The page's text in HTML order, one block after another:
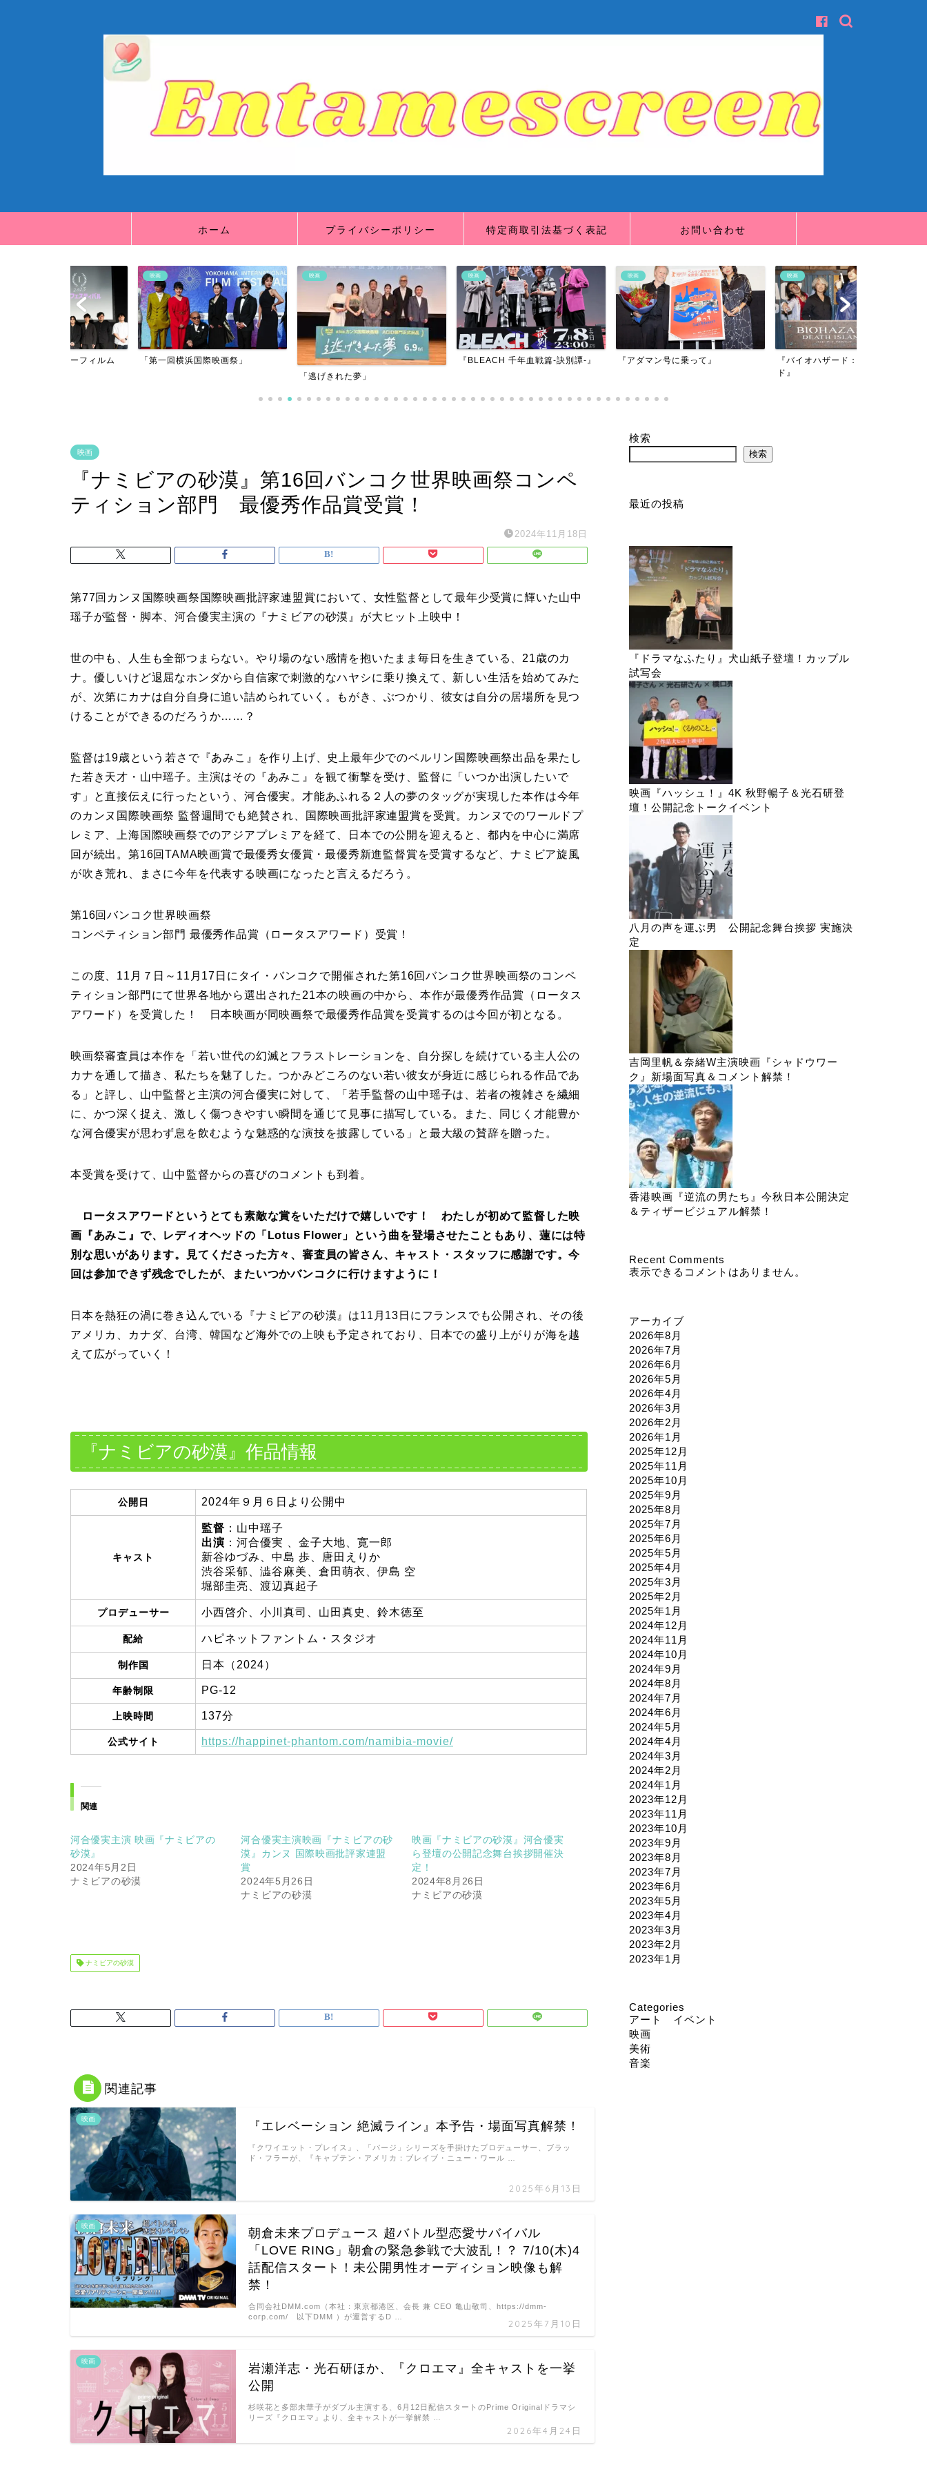
ホーム プライバシーポリシー 特定商取引法基づく表記 お問い合わせ
映画
「第一回横浜国際映画祭」
映画 映画
『BLEACH 千年血戦篇-訣別譚-』
映画
『アダマン号に乗って』
映画
『バイオハザード：デスアイラン
映画
『ナミビアの砂漠』第16回バンコク世界映画祭コンペ
ティション部門 最優秀作品賞受賞！
2024年11月18日
第77回カンヌ国際映画祭国際映画批評家連盟賞において、女性監督として最年少受賞に輝いた山中
瑶子が監督・脚本、河合優実主演の『ナミビアの砂漠』が大ヒット上映中！
世の中も、人生も全部つまらない。やり場のない感情を抱いたまま毎日を生きている、21歳のカ
ナ。優しいけど退屈なホンダから自信家で刺激的なハヤシに乗り換えて、新しい生活を始めてみた
が、次第にカナは自分自身に追い詰められていく。もがき、ぶつかり、彼女は自分の居場所を見つ
けることができるのだろうか……？
監督は19歳という若さで『あみこ』を作り上げ、史上最年少でのベルリン国際映画祭出品を果たし
た若き天才・山中瑶子。主演はその『あみこ』を観て衝撃を受け、監督に「いつか出演したいで
す」と直接伝えに行ったという、河合優実。才能あふれる２人の夢のタッグが実現した本作は今年
のカンヌ国際映画祭 監督週間でも絶賛され、国際映画批評家連盟賞を受賞。カンヌでのワールドプ
レミア、上海国際映画祭でのアジアプレミアを経て、日本での公開を迎えると、都内を中心に満席
回が続出。第16回TAMA映画賞で最優秀女優賞・最優秀新進監督賞を受賞するなど、ナミビア旋風
が吹き荒れ、まさに今年を代表する映画になったと言えるだろう。
第16回バンコク世界映画祭
コンペティション部門 最優秀作品賞（ロータスアワード）受賞！
この度、11月７日～11月17日にタイ・バンコクで開催された第16回バンコク世界映画祭のコンペ
ティション部門にて世界各地から選出された21本の映画の中から、本作が最優秀作品賞（ロータス
アワード）を受賞した！ 日本映画が同映画祭で最優秀作品賞を受賞するのは今回が初となる。
映画祭審査員は本作を「若い世代の幻滅とフラストレーションを、自分探しを続けている主人公の
カナを通して描き、私たちを魅了した。つかみどころのない若い彼女が身近に感じられる作品であ
る」と評し、山中監督と主演の河合優実に対して、「若手監督の山中瑶子は、若者の複雑さを繊細
に、かつ深く捉え、激しく傷つきやすい瞬間を通じて見事に描写している。また、同じく才能豊か
な河合優実が思わず息を飲むような魅惑的な演技を披露している」と最大級の賛辞を贈った。
本受賞を受けて、山中監督からの喜びのコメントも到着。
ロータスアワードというとても素敵な賞をいただけで嬉しいです！ わたしが初めて監督した映
画『あみこ』で、レディオヘッドの「Lotus Flower」という曲を登場させたこともあり、蓮には特
別な思いがあります。見てくださった方々、審査員の皆さん、キャスト・スタッフに感謝です。今
回は参加できず残念でしたが、またいつかバンコクに行けますように！
日本を熱狂の渦に巻き込んでいる『ナミビアの砂漠』は11月13日にフランスでも公開され、その後
アメリカ、カナダ、台湾、韓国など海外での上映も予定されており、日本での盛り上がりが海を越
えて広がっていく！
『ナミビアの砂漠』作品情報
公開日 2024年９月６日より公開中
キャスト
監督 ：山中瑶子
出演 ：河合優実 、金子大地、寛一郎
新谷ゆづみ、中島 歩、唐田えりか
渋谷采郁、澁谷麻美、倉田萌衣、伊島 空
堀部圭亮、渡辺真起子
プロデューサー 小西啓介、小川真司、山田真史、鈴木徳至
配給 ハピネットファントム・スタジオ
制作国 日本（2024）
年齢制限 PG-12
上映時間 137分
公式サイト https://happinet-phantom.com/namibia-movie/
関連
河合優実主演 映画『ナミビアの
砂漠』
2024年5月2日
ナミビアの砂漠
河合優実主演映画『ナミビアの砂
漠』カンヌ 国際映画批評家連盟
賞
2024年5月26日
ナミビアの砂漠
映画『ナミビアの砂漠』河合優実
ら登壇の公開記念舞台挨拶開催決
定！
2024年8月26日
ナミビアの砂漠
ナミビアの砂漠
関連記事
映画
『エレベーション 絶滅ライン』本予告・場面写真解禁！
2025年6月13日
『クワイエット・プレイス』、「パージ」シリーズを手掛けたプロデューサー、ブラッ
ド・フラーが、『キャプテン・アメリカ：ブレイブ・ニュー・ワール …
映画
朝倉未来プロデュース 超バトル型恋愛サバイバル
「LOVE RING」朝倉の緊急参戦で大波乱！？ 7/10(木)4
話配信スタート！未公開男性オーディション映像も解
禁！
2025年7月10日
合同会社DMM.com（本社：東京都港区、会長 兼 CEO 亀山敬司、https://dmm-
corp.com/ 以下DMM ）が運営するD …
映画
岩瀬洋志・光石研ほか、『クロエマ』全キャストを一挙
公開
2026年4月24日
杉咲花と多部未華子がダブル主演する、6月12日配信スタートのPrime Originalドラマシ
リーズ『クロエマ』より、全キャストが一挙解禁 …
検索
検索
最近の投稿
『ドラマなふたり』犬山紙子登壇！カップル
試写会
映画『ハッシュ！』4K 秋野暢子＆光石研登
壇！公開記念トークイベント
八月の声を運ぶ男 公開記念舞台挨拶 実施決
定
吉岡里帆＆奈緒W主演映画『シャドウワー
ク』新場面写真＆コメント解禁！
香港映画『逆流の男たち』今秋日本公開決定
＆ティザービジュアル解禁！
Recent Comments
表示できるコメントはありません。
アーカイブ
2026年8月
2026年7月
2026年6月
2026年5月
2026年4月
2026年3月
2026年2月
2026年1月
2025年12月
2025年11月
2025年10月
2025年9月
2025年8月
2025年7月
2025年6月
2025年5月
2025年4月
2025年3月
2025年2月
2025年1月
2024年12月
2024年11月
2024年10月
2024年9月
2024年8月
2024年7月
2024年6月
2024年5月
2024年4月
2024年3月
2024年2月
2024年1月
2023年12月
2023年11月
2023年10月
2023年9月
2023年8月
2023年7月
2023年6月
2023年5月
2023年4月
2023年3月
2023年2月
2023年1月
Categories
アート イベント
映画
美術
音楽